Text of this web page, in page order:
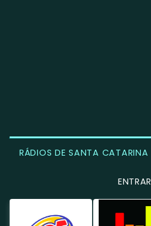
RÁDIOS DE SANTA CATARINA
ENTRAR